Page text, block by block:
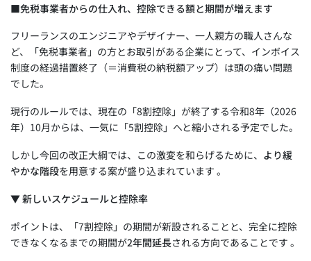
■免税事業者からの仕入れ、控除できる額と期間が増えます
フリーランスのエンジニアやデザイナー、一人親方の職人さんな
ど、「免税事業者」の方とお取引がある企業にとって、インボイス
制度の経過措置終了（＝消費税の納税額アップ）は頭の痛い問題
でした。
現行のルールでは、現在の「8割控除」が終了する令和8年（2026
年）10月からは、一気に「5割控除」へと縮小される予定でした。
しかし今回の改正大綱では、この激変を和らげるために、 より緩
やかな階段を用意する案が盛り込まれています 。
▼ 新しいスケジュールと控除率
ポイントは、「7割控除」の期間が新設されることと、完全に控除
できなくなるまでの期間が2年間延長される方向であることです 。